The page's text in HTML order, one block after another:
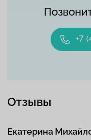
+7
Отзывы
Екатерина